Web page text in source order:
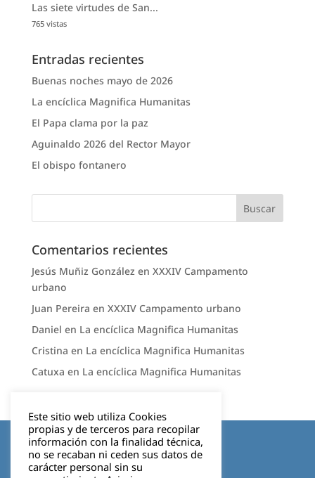
Las siete virtudes de San...
765 vistas
Entradas recientes
Buenas noches mayo de 2026
La encíclica Magnifica Humanitas
El Papa clama por la paz
Aguinaldo 2026 del Rector Mayor
El obispo fontanero
Comentarios recientes
Jesús Muñiz González en XXXIV Campamento
urbano
Juan Pereira en XXXIV Campamento urbano
Daniel en La encíclica Magnifica Humanitas
Cristina en La encíclica Magnifica Humanitas
Catuxa en La encíclica Magnifica Humanitas
Aviso legal
Política de privacidad
Este sitio web utiliza Cookies
propias y de terceros para recopilar
información con la finalidad técnica,
no se recaban ni ceden sus datos de
carácter personal sin su